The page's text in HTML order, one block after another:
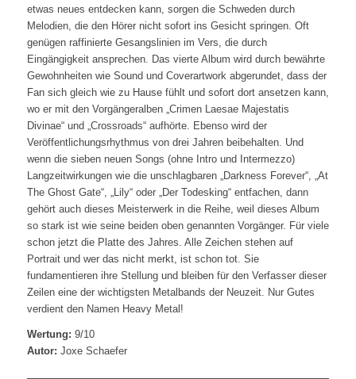
etwas neues entdecken kann, sorgen die Schweden durch
Melodien, die den Hörer nicht sofort ins Gesicht springen. Oft
genügen raffinierte Gesangslinien im Vers, die durch
Eingängigkeit ansprechen. Das vierte Album wird durch bewährte
Gewohnheiten wie Sound und Coverartwork abgerundet, dass der
Fan sich gleich wie zu Hause fühlt und sofort dort ansetzen kann,
wo er mit den Vorgängeralben „Crimen Laesae Majestatis
Divinae“ und „Crossroads“ aufhörte. Ebenso wird der
Veröffentlichungsrhythmus von drei Jahren beibehalten. Und
wenn die sieben neuen Songs (ohne Intro und Intermezzo)
Langzeitwirkungen wie die unschlagbaren „Darkness Forever“, „At
The Ghost Gate“, „Lily“ oder „Der Todesking“ entfachen, dann
gehört auch dieses Meisterwerk in die Reihe, weil dieses Album
so stark ist wie seine beiden oben genannten Vorgänger. Für viele
schon jetzt die Platte des Jahres. Alle Zeichen stehen auf
Portrait und wer das nicht merkt, ist schon tot. Sie
fundamentieren ihre Stellung und bleiben für den Verfasser dieser
Zeilen eine der wichtigsten Metalbands der Neuzeit. Nur Gutes
verdient den Namen Heavy Metal!
Wertung: 9/10
Autor: Joxe Schaefer